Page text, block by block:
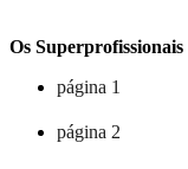
Os Superprofissionais
página 1
página 2